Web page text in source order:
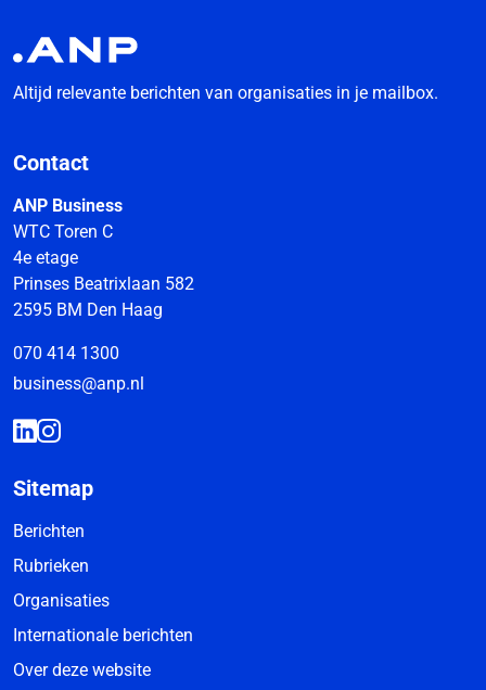
Altijd relevante berichten van organisaties in je mailbox.
Contact
ANP Business
WTC Toren C
4e etage
Prinses Beatrixlaan 582
2595 BM Den Haag
070 414 1300
business@anp.nl
Sitemap
Berichten
Rubrieken
Organisaties
Internationale berichten
Over deze website